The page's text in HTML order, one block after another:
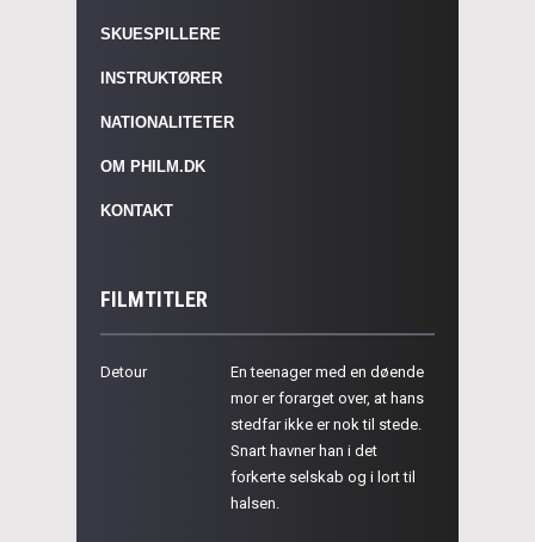
SKUESPILLERE
INSTRUKTØRER
NATIONALITETER
OM PHILM.DK
KONTAKT
FILMTITLER
Detour
En teenager med en døende
mor er forarget over, at hans
stedfar ikke er nok til stede.
Snart havner han i det
forkerte selskab og i lort til
halsen.